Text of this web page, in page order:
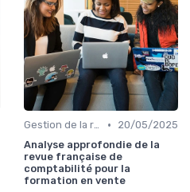
Gestion de la relation client (CRM) •
20/05/2025
Analyse approfondie de la
revue française de
comptabilité pour la
formation en vente